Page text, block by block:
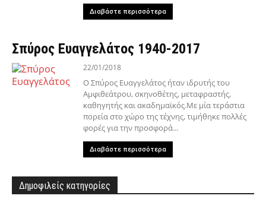
Διαβάστε περισσότερα
Σπύρος Ευαγγελάτος 1940-2017
22/01/2018
Ο Σπύρος Ευαγγελάτος ήταν ιδρυτής του
Αμφιθεάτρου, σκηνοθέτης, μεταφραστής,
καθηγητής και ακαδημαϊκός.Με μία τεράστια
πορεία στο χώρο της τέχνης, τιμήθηκε πολλές
φορές για την προσφορά...
Διαβάστε περισσότερα
Δημοφιλείς κατηγορίες